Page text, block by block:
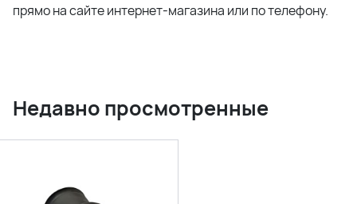
прямо на сайте интернет-магазина или по телефону.
Недавно просмотренные